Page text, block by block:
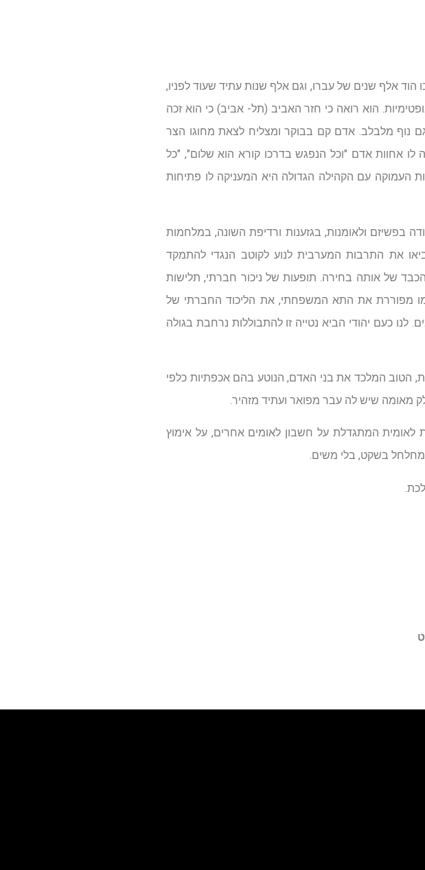
אלף שנים של עברו, וגם אלף שנות עתיד שעוד לפניו,
הוא רואה כי חזר האביב (תל- אביב) כי הוא זכה
נוף מלבלב. אדם קם בבוקר ומצליח לצאת מחוגו הצר
אחוות אדם "וכל הנפגש בדרכו קורא הוא שלום", "כל
העמוקה עם הקהילה הגדולה היא המעניקה לו פתיחות
בפשיזם ולאומנות, בגזענות ורדיפת השונה, במלחמות
את התרבות המערבית לנוע לקוטב הנגדי להתמקד
של אותה בחירה. תופעות של ניכור חברתי, תלישות
מפוררת את התא המשפחתי, את הליכוד החברתי של
כעם יהודי הביא נטייה זו להתבוללות נרחבת בגולה
הטוב המלכד את בני האדם, הנוטע בהם אכפתיות כלפי
מאומה שיש לה עבר מפואר ועתיד מזהיר.
לאומית המתגדלת על חשבון לאומים אחרים, על אימוץ
בשקט, בלי משים.